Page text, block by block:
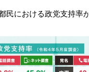
民における政党支持率